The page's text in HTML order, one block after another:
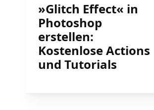
»Glitch Effect« in
Photoshop
erstellen:
Kostenlose Actions
und Tutorials